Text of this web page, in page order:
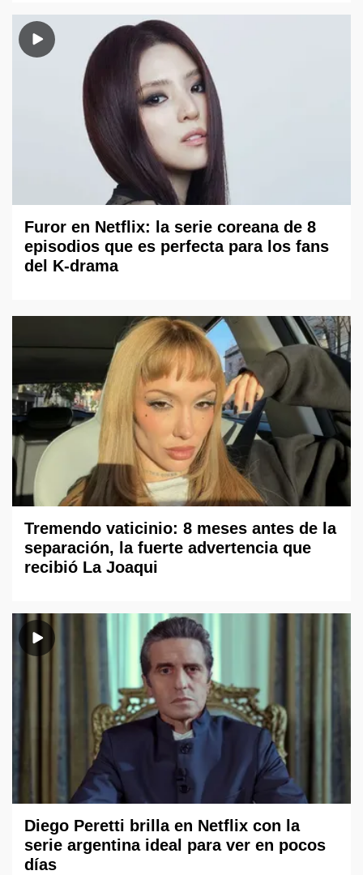
Furor en Netflix: la serie coreana de 8
episodios que es perfecta para los fans
del K-drama
Tremendo vaticinio: 8 meses antes de la
separación, la fuerte advertencia que
recibió La Joaqui
Diego Peretti brilla en Netflix con la
serie argentina ideal para ver en pocos
días